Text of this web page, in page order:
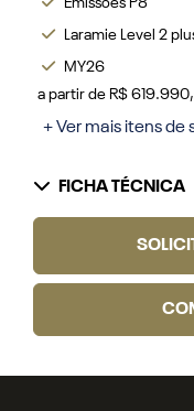
Emissões P8
Laramie Level 2
MY26
a partir de R$
+ Ver mais itens de
FICHA TÉCNICA